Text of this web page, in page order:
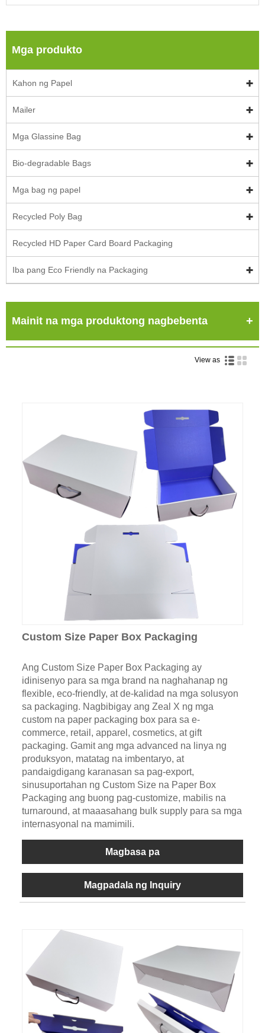
Mga produkto
Kahon ng Papel
Mailer
Mga Glassine Bag
Bio-degradable Bags
Mga bag ng papel
Recycled Poly Bag
Recycled HD Paper Card Board Packaging
Iba pang Eco Friendly na Packaging
Mainit na mga produktong nagbebenta
View as
Custom Size Paper Box Packaging
Ang Custom Size Paper Box Packaging ay
idinisenyo para sa mga brand na naghahanap ng
flexible, eco-friendly, at de-kalidad na mga solusyon
sa packaging. Nagbibigay ang Zeal X ng mga
custom na paper packaging box para sa e-
commerce, retail, apparel, cosmetics, at gift
packaging. Gamit ang mga advanced na linya ng
produksyon, matatag na imbentaryo, at
pandaigdigang karanasan sa pag-export,
sinusuportahan ng Custom Size na Paper Box
Packaging ang buong pag-customize, mabilis na
turnaround, at maaasahang bulk supply para sa mga
internasyonal na mamimili.
Magbasa pa
Magpadala ng Inquiry